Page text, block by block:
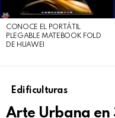
CONOCE EL PORTÁTIL
PLEGABLE MATEBOOK FOLD
DE HUAWEI
Edificulturas
Arte Urbana en